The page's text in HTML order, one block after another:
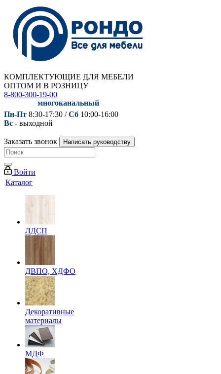
КОМПЛЕКТУЮЩИЕ ДЛЯ МЕБЕЛИ
ОПТОМ И В РОЗНИЦУ
8-800-300-19-00
многоканальный
Пн-Пт 8:30-17:30 /Сб 10:00-16:00
Вс - выходной
Заказать звонок Написать руководству
Войти
Каталог
ЛДСП
ДВПО, ХДФО
Декоративные
материалы
МДФ